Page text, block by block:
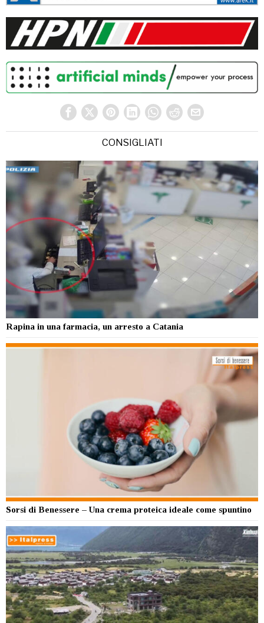
CONSIGLIATI
Rapina in una farmacia, un arresto a Catania
Sorsi di Benessere – Una crema proteica ideale come spuntino